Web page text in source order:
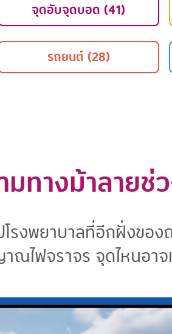
จุดอับจุดบอด (41)
รถยนต์ (28)
มทางม้าลายช่
รงพยาบาลที่อีกฝั่งขอ
ณไฟจราจร จุดไหนอ